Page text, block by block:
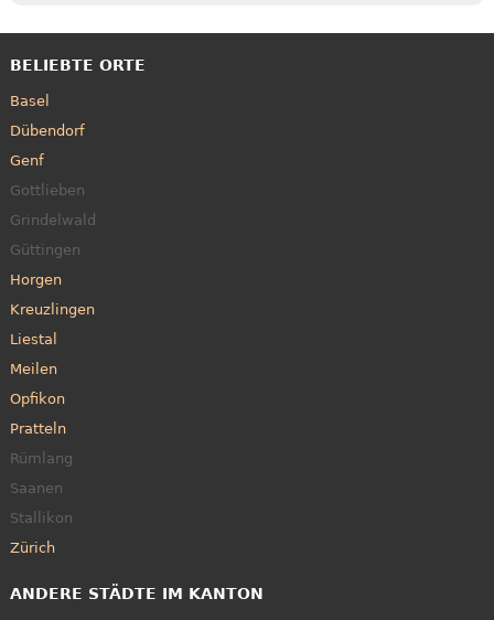
BELIEBTE ORTE
Basel
Dübendorf
Genf
Gottlieben
Grindelwald
Güttingen
Horgen
Kreuzlingen
Liestal
Meilen
Opfikon
Pratteln
Rümlang
Saanen
Stallikon
Zürich
ANDERE STÄDTE IM KANTON